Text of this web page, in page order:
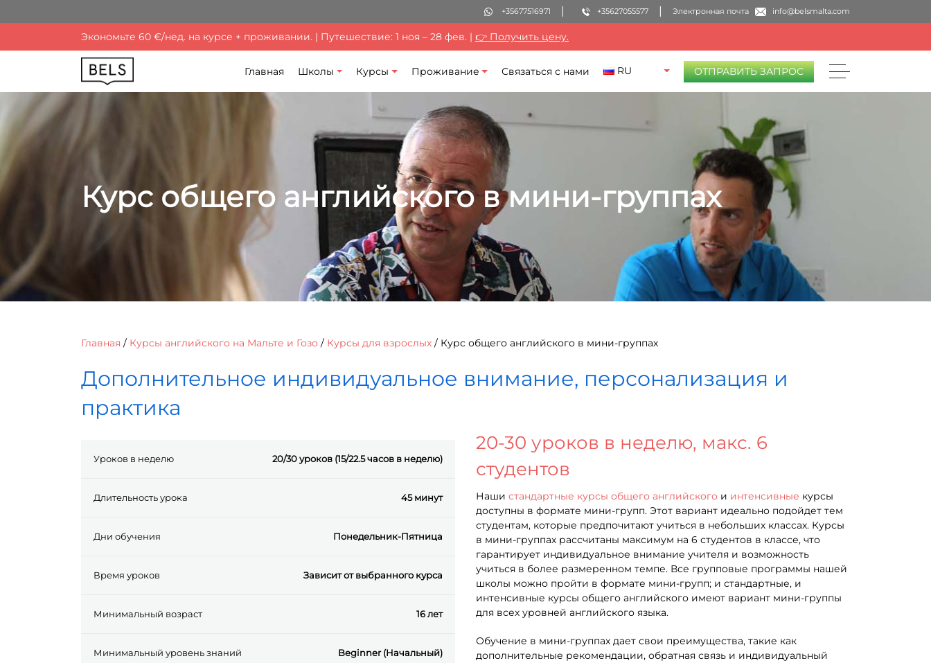
+35677516971 +35627055577 Электронная почта info@belsmalta.com
Экономьте 60 €/нед. на курсе + проживании. | Путешествие: 1 ноя – 28 фев. | 👉 Получить цену.
Главная Школы Курсы Проживание Связаться с нами RU ОТПРАВИТЬ ЗАПРОС
Курс общего английского в мини-группах
Главная / Курсы английского на Мальте и Гозо / Курсы для взрослых / Курс общего английского в мини-группах
Дополнительное индивидуальное внимание, персонализация и
практика
Уроков в неделю 20/30 уроков (15/22.5 часов в неделю)
Длительность урока 45 минут
Дни обучения Понедельник-Пятница
Время уроков Зависит от выбранного курса
Минимальный возраст 16 лет
Минимальный уровень знаний Beginner (Начальный)
20-30 уроков в неделю, макс. 6
студентов
Наши стандартные курсы общего английского и интенсивные курсы
доступны в формате мини-групп. Этот вариант идеально подойдет тем
студентам, которые предпочитают учиться в небольших классах. Курсы
в мини-группах рассчитаны максимум на 6 студентов в классе, что
гарантирует индивидуальное внимание учителя и возможность
учиться в более размеренном темпе. Все групповые программы нашей
школы можно пройти в формате мини-групп; и стандартные, и
интенсивные курсы общего английского имеют вариант мини-группы
для всех уровней английского языка.
Обучение в мини-группах дает свои преимущества, такие как
дополнительные рекомендации, обратная связь и индивидуальный